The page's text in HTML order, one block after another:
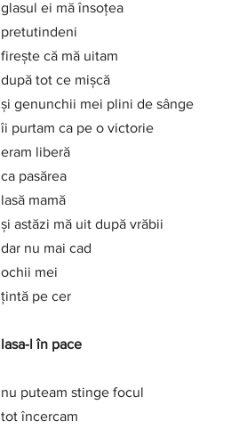
glasul ei mă însoțea
pretutindeni
firește că mă uitam
după tot ce mișcă
și genunchii mei plini de sânge
îi purtam ca pe o victorie
eram liberă
ca pasărea
lasă mamă
și astăzi mă uit după vrăbii
dar nu mai cad
ochii mei
țintă pe cer
lasa-l în pace
nu puteam stinge focul
tot încercam